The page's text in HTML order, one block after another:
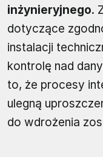
inżynieryjnego.
dotyczące
instalacji
kontrolę nad
to, że procesy
ulegną
do wdrożenia